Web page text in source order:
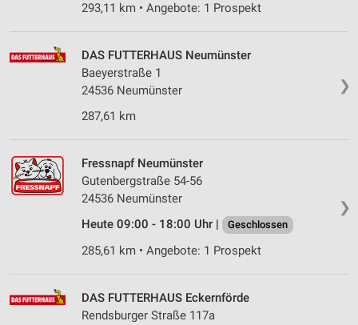
293,11 km • Angebote: 1 Prospekt
❯
DAS FUTTERHAUS Neumünster
Baeyerstraße 1
24536 Neumünster
287,61 km
❯
Fressnapf Neumünster
Gutenbergstraße 54-56
24536 Neumünster
Heute 09:00 - 18:00 Uhr |
Geschlossen
285,61 km • Angebote: 1 Prospekt
DAS FUTTERHAUS Eckernförde
Rendsburger Straße 117a